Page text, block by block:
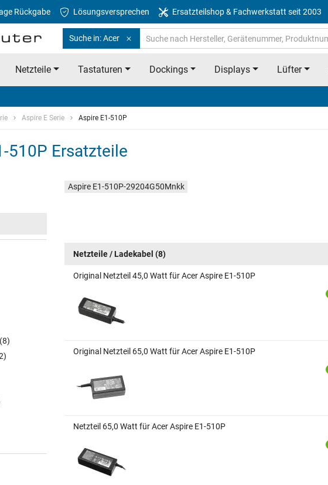
Rückgabe Lösungsversprechen Ersatzteilshop & Fachwerkstatt seit 2003
Suche in: Acer
Netzteile Tastaturen Dockings Displays Lüfter
Aspire E Serie Aspire E1-510P
510P Ersatzteile
Aspire E1-510P-29204G50Mnkk
Netzteile / Ladekabel (8)
Original Netzteil 45,0 Watt für Acer Aspire E1-510P
Original Netzteil 65,0 Watt für Acer Aspire E1-510P
Netzteil 65,0 Watt für Acer Aspire E1-510P